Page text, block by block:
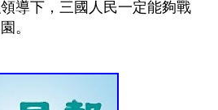
導下，三國人民一定能夠戰